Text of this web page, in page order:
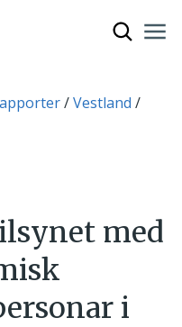
Vestland
med
i